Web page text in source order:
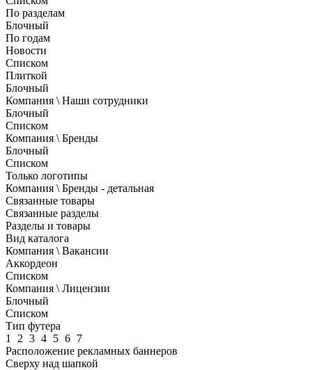
По разделам
Блочный
По годам
Новости
Списком
Плиткой
Блочный
Компания \ Наши сотрудники
Блочный
Списком
Компания \ Бренды
Блочный
Списком
Только логотипы
Компания \ Бренды - детальная
Связанные товары
Связанные разделы
Разделы и товары
Вид каталога
Компания \ Вакансии
Аккордеон
Списком
Компания \ Лицензии
Блочный
Списком
Тип футера
1
2 3 4 5 6 7
Расположение рекламных баннеров
Сверху над шапкой